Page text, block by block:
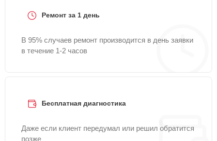
Ремонт за 1 день
В 95% случаев ремонт производится в день заявки
в течение 1-2 часов
Бесплатная диагностика
Даже если клиент передумал или решил обратится
позже